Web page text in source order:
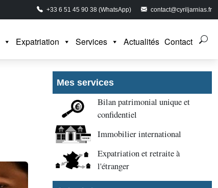
+33 6 51 45 90 38 (WhatsApp) contact@cyriljarnias.fr
Expatriation Services Actualités Contact
Mes services
Bilan patrimonial unique et
confidentiel
Immobilier international
Expatriation et retraite à
l'étranger